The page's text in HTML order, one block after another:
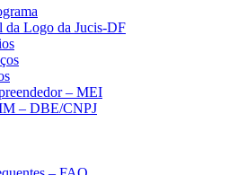
da Logo da Jucis-DF
– MEI
– DBE/CNPJ